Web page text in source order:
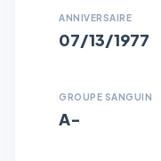
ANNIVERSAIRE
07/13/1977
GROUPE SANGUIN
A-